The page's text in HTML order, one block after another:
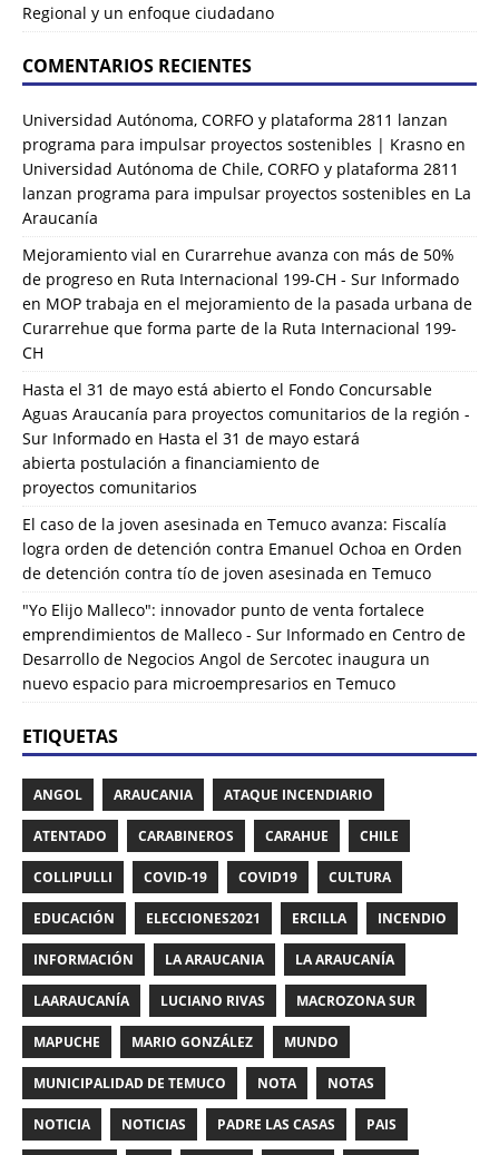
Regional y un enfoque ciudadano
COMENTARIOS RECIENTES
Universidad Autónoma, CORFO y plataforma 2811 lanzan
programa para impulsar proyectos sostenibles | Krasno en
Universidad Autónoma de Chile, CORFO y plataforma 2811
lanzan programa para impulsar proyectos sostenibles en La
Araucanía
Mejoramiento vial en Curarrehue avanza con más de 50%
de progreso en Ruta Internacional 199-CH - Sur Informado
en MOP trabaja en el mejoramiento de la pasada urbana de
Curarrehue que forma parte de la Ruta Internacional 199-
CH
Hasta el 31 de mayo está abierto el Fondo Concursable
Aguas Araucanía para proyectos comunitarios de la región -
Sur Informado en Hasta el 31 de mayo estará
abierta postulación a financiamiento de
proyectos comunitarios
El caso de la joven asesinada en Temuco avanza: Fiscalía
logra orden de detención contra Emanuel Ochoa en Orden
de detención contra tío de joven asesinada en Temuco
"Yo Elijo Malleco": innovador punto de venta fortalece
emprendimientos de Malleco - Sur Informado en Centro de
Desarrollo de Negocios Angol de Sercotec inaugura un
nuevo espacio para microempresarios en Temuco
ETIQUETAS
ANGOL ARAUCANIA ATAQUE INCENDIARIO
ATENTADO CARABINEROS CARAHUE CHILE
COLLIPULLI COVID-19 COVID19 CULTURA
EDUCACIÓN ELECCIONES2021 ERCILLA INCENDIO
INFORMACIÓN LA ARAUCANIA LA ARAUCANÍA
LAARAUCANÍA LUCIANO RIVAS MACROZONA SUR
MAPUCHE MARIO GONZÁLEZ MUNDO
MUNICIPALIDAD DE TEMUCO NOTA NOTAS
NOTICIA NOTICIAS PADRE LAS CASAS PAIS